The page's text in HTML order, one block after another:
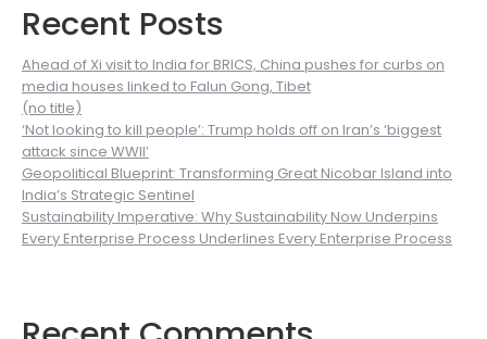
Recent Posts
Ahead of Xi visit to India for BRICS, China pushes for curbs on
media houses linked to Falun Gong, Tibet
(no title)
‘Not looking to kill people’: Trump holds off on Iran’s ‘biggest
attack since WWII’
Geopolitical Blueprint: Transforming Great Nicobar Island into
India’s Strategic Sentinel
Sustainability Imperative: Why Sustainability Now Underpins
Every Enterprise Process Underlines Every Enterprise Process